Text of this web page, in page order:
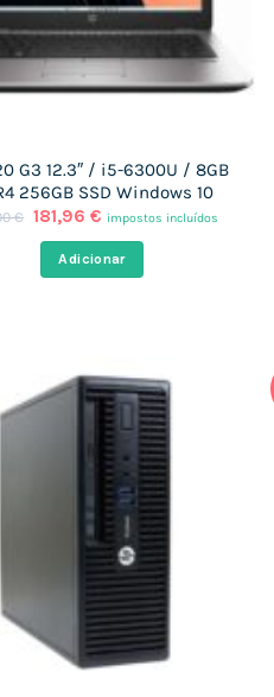
G3 12.3″ / i5-6300U / 8GB
256GB SSD Windows 10
€ O
original
era:
181,96 €O
atual
é:
impostos incluídos
Adicionar